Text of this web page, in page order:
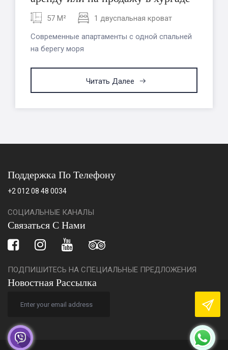
57 M²
1 двуспальная кроват
Современные апартаменты с одной спальней
на берегу моря
Читать Далее
Поддержка По Телефону
+2 012 08 48 0034
СОЦИАЛЬНЫЕ КАНАЛЫ
Связаться С Нами
ПОДПИШИТЕСЬ НА СПЕЦИАЛЬНЫЕ ПРЕДЛОЖЕНИЯ
Новостная Рассылка